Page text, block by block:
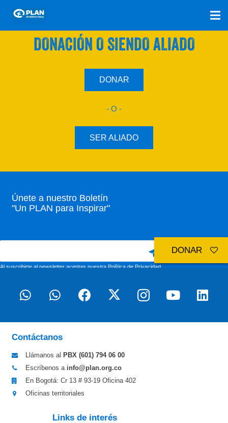
SÚMATE A NUESTRO PLAN CON UNA
DONACIÓN O SIENDO ALIADO
DONAR
- O -
SER ALIADO
Únete a nuestro Boletín
"Un PLAN para Inspirar"
Al suscribirte al newsletter aceptas nuestraPolítica de Privacidad
Contáctanos
Llámanos al PBX (601) 794 06 00
Escríbenos a info@plan.org.co
En Bogotá: Cr 13 # 93-19 Oficina 402
Oficinas territoriales
Links de interés
DONAR